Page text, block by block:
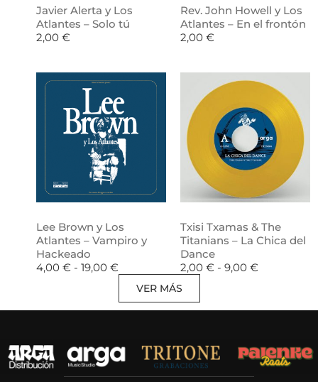
Javier Alerta y Los
Atlantes – Solo tú
2,00 €
Rev. John Howell y Los
Atlantes – En el frontón
2,00 €
Lee Brown y Los
Atlantes – Vampiro y
Hackeado
4,00 € - 19,00 €
Txisi Txamas & The
Titanians – La Chica del
Dance
2,00 € - 9,00 €
VER MÁS